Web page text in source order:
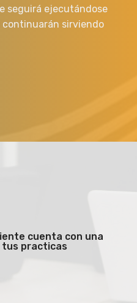
seguirá ejecutándose
continuarán sirviendo
cuenta con una
practicas